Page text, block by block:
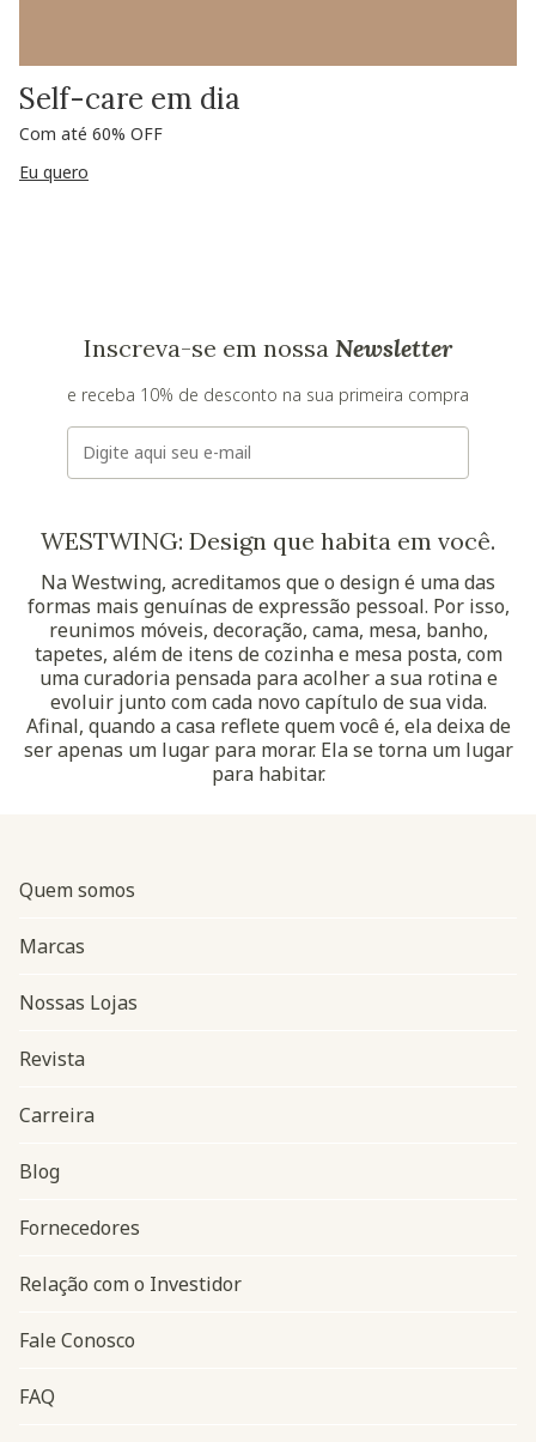
Self-care em dia
Com até 60% OFF
Eu quero
Inscreva-se em nossa Newsletter
e receba 10% de desconto na sua primeira compra
E-mail
WESTWING: Design que habita em você.
Na Westwing, acreditamos que o design é uma das
formas mais genuínas de expressão pessoal. Por isso,
reunimos móveis, decoração, cama, mesa, banho,
tapetes, além de itens de cozinha e mesa posta, com
uma curadoria pensada para acolher a sua rotina e
evoluir junto com cada novo capítulo de sua vida.
Afinal, quando a casa reflete quem você é, ela deixa de
ser apenas um lugar para morar. Ela se torna um lugar
para habitar.
Navegação do rodapé
Quem somos
Marcas
Nossas Lojas
Revista
Carreira
Blog
Fornecedores
Relação com o Investidor
Fale Conosco
FAQ